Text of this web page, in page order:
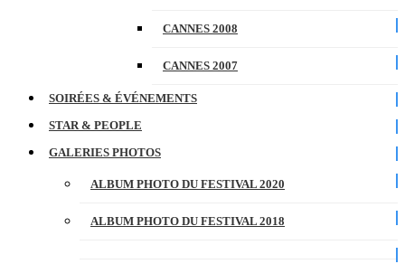
CANNES 2008
CANNES 2007
SOIRÉES & ÉVÉNEMENTS
STAR & PEOPLE
GALERIES PHOTOS
ALBUM PHOTO DU FESTIVAL 2020
ALBUM PHOTO DU FESTIVAL 2018